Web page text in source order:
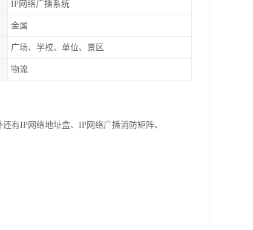
IP网络广播系统
金属
广场、学校、单位、景区
物流
有IP网络地址盒、IP网络广播消防矩阵、